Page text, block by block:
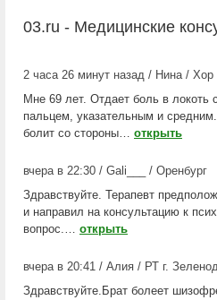
03.ru - Медицинские
2 часа 26 минут назад / Нина / Хор
Мне 69 лет. Отдает боль в локоть
пальцем, указательным и
болит со стороны… открыть
вчера в 22:30 / Gali___ / Оренбург
Здравствуйте. Терапевт
и направил на консультацию к
вопрос.… открыть
вчера в 20:41 / Алия / РТ г.
Здравствуйте.Брат болеет